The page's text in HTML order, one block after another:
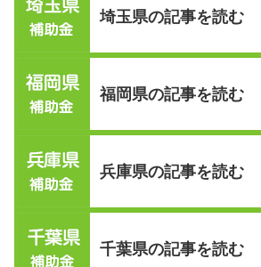
埼玉県の記事を読む
福岡県の記事を読む
兵庫県の記事を読む
千葉県の記事を読む